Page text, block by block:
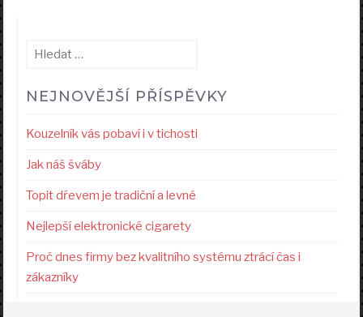
Vyhledávání
NEJNOVĚJŠÍ PŘÍSPĚVKY
Kouzelník vás pobaví i v tichosti
Jak náš šváby
Topit dřevem je tradiční a levné
Nejlepší elektronické cigarety
Proč dnes firmy bez kvalitního systému ztrácí čas i
zákazníky